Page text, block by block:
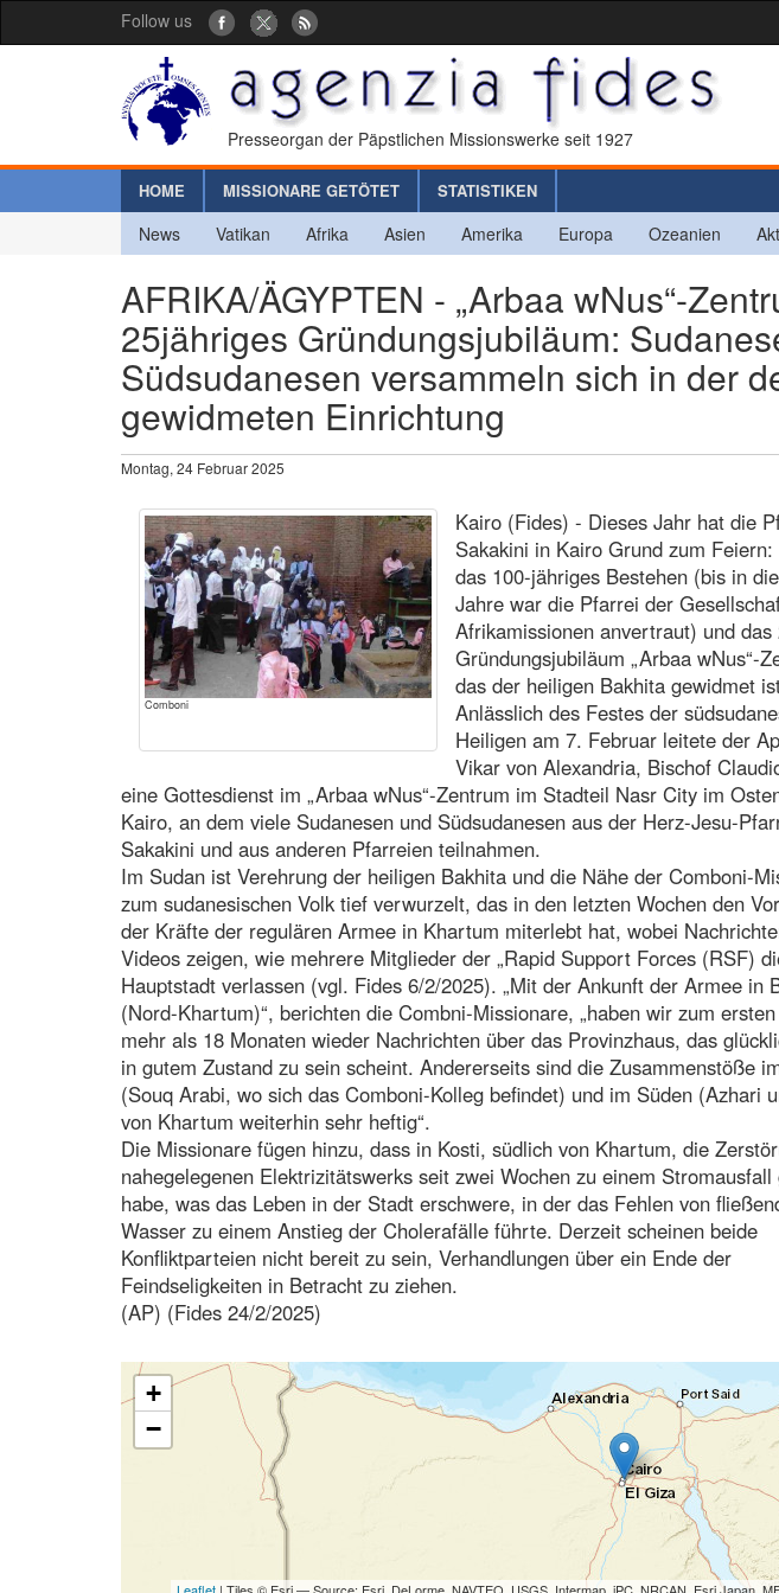
Follow us
Presseorgan der Päpstlichen Missionswerke seit 1927
HOME MISSIONARE GETÖTET STATISTIKEN
News Vatikan Afrika Asien Amerika Europa Ozeanien
AFRIKA/ÄGYPTEN - „Arbaa wNus“-
25jähriges Gründungsjubiläum:
Südsudanesen versammeln sich in der
gewidmeten Einrichtung
Montag, 24 Februar 2025
Comboni
Kairo (Fides) - Dieses Jahr hat die
Sakakini in Kairo Grund zum
das 100-jähriges Bestehen (bis in
Jahre war die Pfarrei der
Afrikamissionen anvertraut) und das
Gründungsjubiläum „Arbaa wNus“-
das der heiligen Bakhita gewidmet
Anlässlich des Festes der
Heiligen am 7. Februar leitete der
Vikar von Alexandria, Bischof
eine Gottesdienst im „Arbaa wNus“-Zentrum im Stadteil Nasr City im
Kairo, an dem viele Sudanesen und Südsudanesen aus der Herz-Jesu-
Sakakini und aus anderen Pfarreien teilnahmen.
Im Sudan ist Verehrung der heiligen Bakhita und die Nähe der Comboni-
zum sudanesischen Volk tief verwurzelt, das in den letzten Wochen den
der Kräfte der regulären Armee in Khartum miterlebt hat, wobei
Videos zeigen, wie mehrere Mitglieder der „Rapid Support Forces (RSF)
Hauptstadt verlassen (vgl. Fides 6/2/2025). „Mit der Ankunft der Armee in
(Nord-Khartum)“, berichten die Combni-Missionare, „haben wir zum
mehr als 18 Monaten wieder Nachrichten über das Provinzhaus, das
in gutem Zustand zu sein scheint. Andererseits sind die Zusammenstöße
(Souq Arabi, wo sich das Comboni-Kolleg befindet) und im Süden (Azhari
von Khartum weiterhin sehr heftig“.
Die Missionare fügen hinzu, dass in Kosti, südlich von Khartum, die
nahegelegenen Elektrizitätswerks seit zwei Wochen zu einem
habe, was das Leben in der Stadt erschwere, in der das Fehlen von
Wasser zu einem Anstieg der Cholerafälle führte. Derzeit scheinen beide
Konfliktparteien nicht bereit zu sein, Verhandlungen über ein Ende der
Feindseligkeiten in Betracht zu ziehen.
(AP) (Fides 24/2/2025)
+
−